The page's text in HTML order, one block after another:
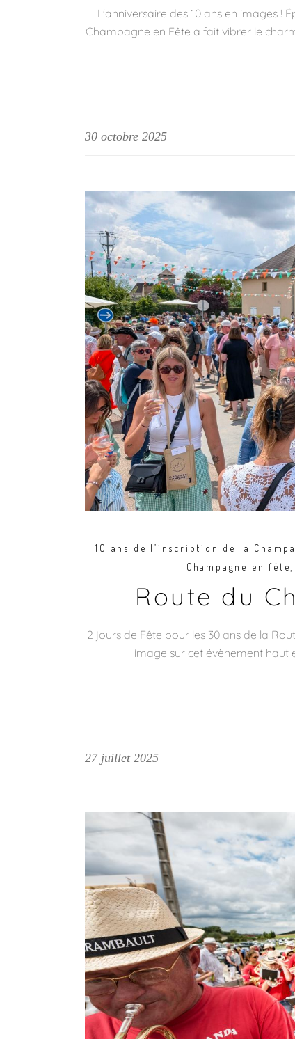
L'anniversaire des 10 ans en images !
Champagne en Fête a fait vibrer le
30 octobre 2025
10 ans de l’inscription de la
Champagne en fête
Route du
2 jours de Fête pour les 30 ans de la
image sur cet évènement haut
27 juillet 2025